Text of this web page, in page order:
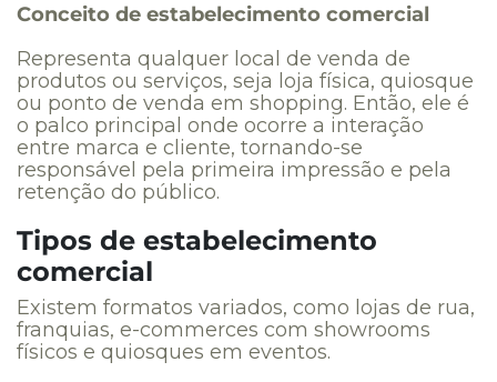
Conceito de estabelecimento comercial
Representa qualquer local de venda de
produtos ou serviços, seja loja física, quiosque
ou ponto de venda em shopping. Então, ele é
o palco principal onde ocorre a interação
entre marca e cliente, tornando-se
responsável pela primeira impressão e pela
retenção do público.
Tipos de estabelecimento
comercial
Existem formatos variados, como lojas de rua,
franquias, e-commerces com showrooms
físicos e quiosques em eventos.